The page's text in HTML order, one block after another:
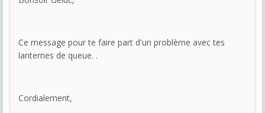
Ce message pour te faire part d'un problème avec tes
lanternes de queue. .
Cordialement,